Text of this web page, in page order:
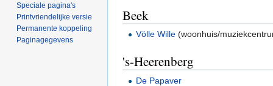
Beek
Völle Wille (woonhuis/
's-Heerenberg
De Papaver
Speciale pagina's
Printvriendelijke versie
Permanente koppeling
Paginagegevens